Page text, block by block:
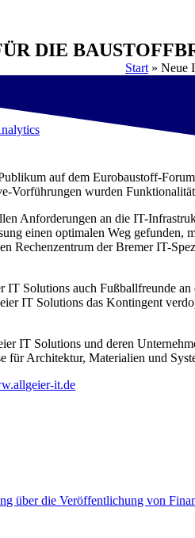
DIE
Start » Neue
auf dem Eurobaustoff-
Vorführungen wurden
Anforderungen an die IT-
einen optimalen Weg
Rechenzentrum der Bremer IT-
Solutions auch Fußballfreunde
IT Solutions das Kontingent
IT Solutions und deren
für Architektur, Materialien und
it.de
über die Veröffentlichung von